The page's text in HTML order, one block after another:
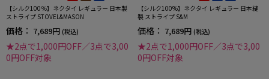
【シルク100％】ネクタイ レギュラー 日本製
ストライプ STOVEL&MASON
価格： 7,689円 (税込)
★2点で1,000円OFF／3点で3,00
0円OFF対象
【シルク100%】ネクタイ レギュラー 日本縫
製 ストライプ S&M
価格： 7,689円 (税込)
★2点で1,000円OFF／3点で3,00
0円OFF対象